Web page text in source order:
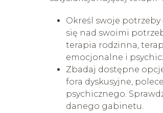
Określ swoje
się nad swoimi
terapia rodzinna,
emocjonalne i
Zbadaj dostępne
fora dyskusyjne,
psychicznego.
danego gabinetu.